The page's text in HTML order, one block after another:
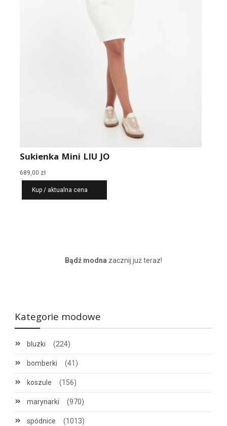
Sukienka Mini LIU JO
689,00 zł
Kup / aktualna cena
Bądź modna zacznij już teraz!
Kategorie modowe
bluzki (224)
bomberki (41)
koszule (156)
marynarki (970)
spódnice (1013)